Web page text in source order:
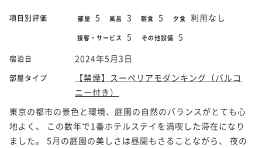
項目別評価 部屋 5 風呂 3 朝食 5 夕食 利用なし
接客・サービス 5 その他設備 5
宿泊日 2024年5月3日
部屋タイプ
【禁煙】スーペリアモダンキング（バルコ
ニー付き）
東京の都市の景色と環境、庭園の自然のバランスがとても心
地よく、 この数年で1番ホテルステイを満喫した滞在になり
ました。 5月の庭園の美しさは昼間もさることながら、 夜の